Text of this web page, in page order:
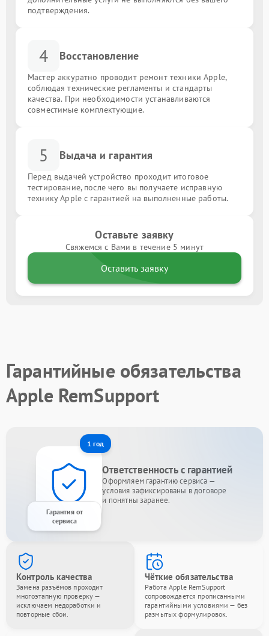
подтверждения.
4 Восстановление
Мастер аккуратно проводит ремонт техники Apple,
соблюдая технические регламенты и стандарты
качества. При необходимости устанавливаются
совместимые комплектующие.
5 Выдача и гарантия
Перед выдачей устройство проходит итоговое
тестирование, после чего вы получаете исправную
технику Apple с гарантией на выполненные работы.
Оставьте заявку
Свяжемся с Вами в течение 5 минут
Оставить заявку
Гарантийные обязательства
Apple RemSupport
1 год
Гарантия от
сервиса
Ответственность с гарантией
Оформляем гарантию сервиса —
условия зафиксированы в договоре
и понятны заранее.
Контроль качества
Замена разъёмов проходит
многоэтапную проверку —
исключаем недоработки и
повторные сбои.
Чёткие обязательства
Работа Apple RemSupport
сопровождается прописанными
гарантийными условиями — без
размытых формулировок.